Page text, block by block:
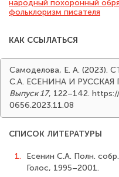
народный похоронный
фольклоризм писателя
КАК ССЫЛАТЬСЯ
Самоделова, Е. А.
С.А. ЕСЕНИНА И РУССКАЯ
Выпуск 17, 122–142.
0656.2023.11.08
СПИСОК ЛИТЕРАТУРЫ
1.
Есенин С.А. Полн.
Голос, 1995–2001.